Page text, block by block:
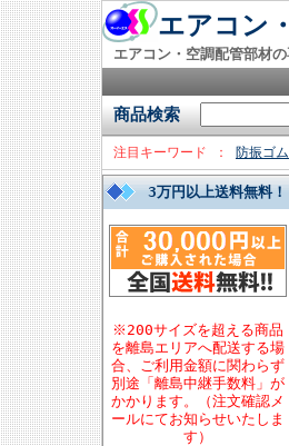
エアコン
エアコン・空調配管部材
商品検索
注目キーワード 防振ゴム
3万円以上送料無料！
※200サイズを超える商品
を離島エリアへ配送する場
合、ご利用金額に関わらず
別途「離島中継手数料」が
かかります。（注文確認メ
ールにてお知らせいたしま
す）